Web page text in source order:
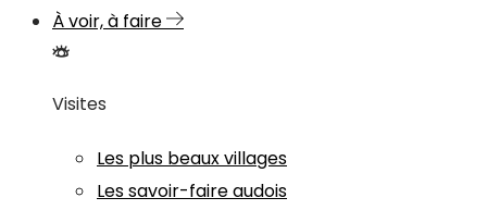
À voir, à faire
Visites
Les plus beaux villages
Les savoir-faire audois